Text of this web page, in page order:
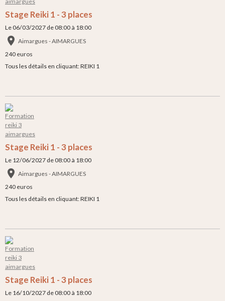
Stage Reiki 1 - 3 places
Le 06/03/2027 de 08:00 à 18:00
Aimargues - AIMARGUES
240 euros
Tous les détails en cliquant: REIKI 1
Stage Reiki 1 - 3 places
Le 12/06/2027 de 08:00 à 18:00
Aimargues - AIMARGUES
240 euros
Tous les détails en cliquant: REIKI 1
Stage Reiki 1 - 3 places
Le 16/10/2027 de 08:00 à 18:00